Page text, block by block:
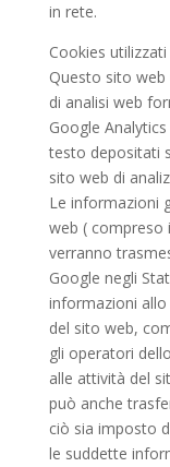
in rete.
Cookies
Questo sito web
di analisi web
Google
testo depositati
sito web di
Le informazioni
web ( compreso
verranno
Google negli
informazioni
del sito web,
gli operatori
alle attività del
può anche
ciò sia imposto
le suddette